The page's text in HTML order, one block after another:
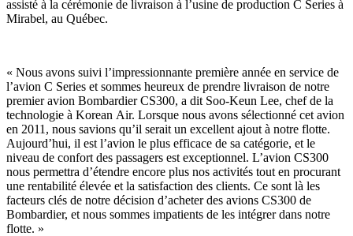
assisté à la cérémonie de livraison à l’usine de production C Series à
Mirabel, au Québec.
« Nous avons suivi l’impressionnante première année en service de
l’avion C Series et sommes heureux de prendre livraison de notre
premier avion Bombardier CS300, a dit Soo-Keun Lee, chef de la
technologie à Korean Air. Lorsque nous avons sélectionné cet avion
en 2011, nous savions qu’il serait un excellent ajout à notre flotte.
Aujourd’hui, il est l’avion le plus efficace de sa catégorie, et le
niveau de confort des passagers est exceptionnel. L’avion CS300
nous permettra d’étendre encore plus nos activités tout en procurant
une rentabilité élevée et la satisfaction des clients. Ce sont là les
facteurs clés de notre décision d’acheter des avions CS300 de
Bombardier, et nous sommes impatients de les intégrer dans notre
flotte. »